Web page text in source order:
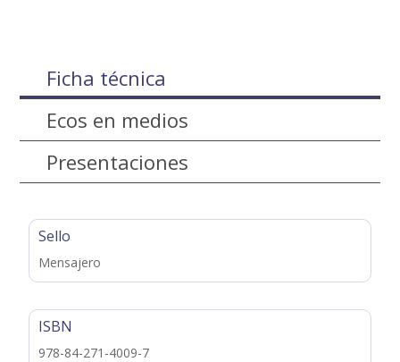
Ficha técnica
Ecos en medios
Presentaciones
Sello
Mensajero
ISBN
978-84-271-4009-7